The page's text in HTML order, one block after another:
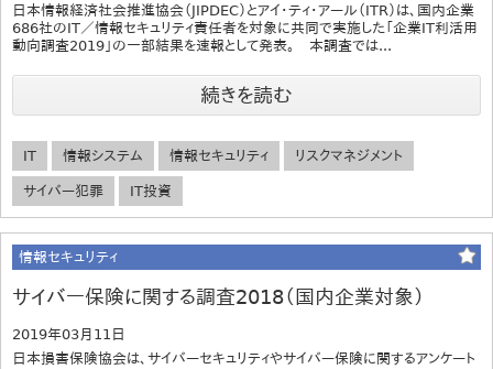
日本情報経済社会推進協会（JIPDEC）とアイ・ティ・アール（ITR）は、国内企業
686社のIT／情報セキュリティ責任者を対象に共同で実施した「企業IT利活用
動向調査2019」の一部結果を速報として発表。 本調査では...
続きを読む
IT 情報システム 情報セキュリティ リスクマネジメント
サイバー犯罪 IT投資
情報セキュリティ
サイバー保険に関する調査2018（国内企業対象）
2019年03月11日
日本損害保険協会は、サイバーセキュリティやサイバー保険に関するアンケート